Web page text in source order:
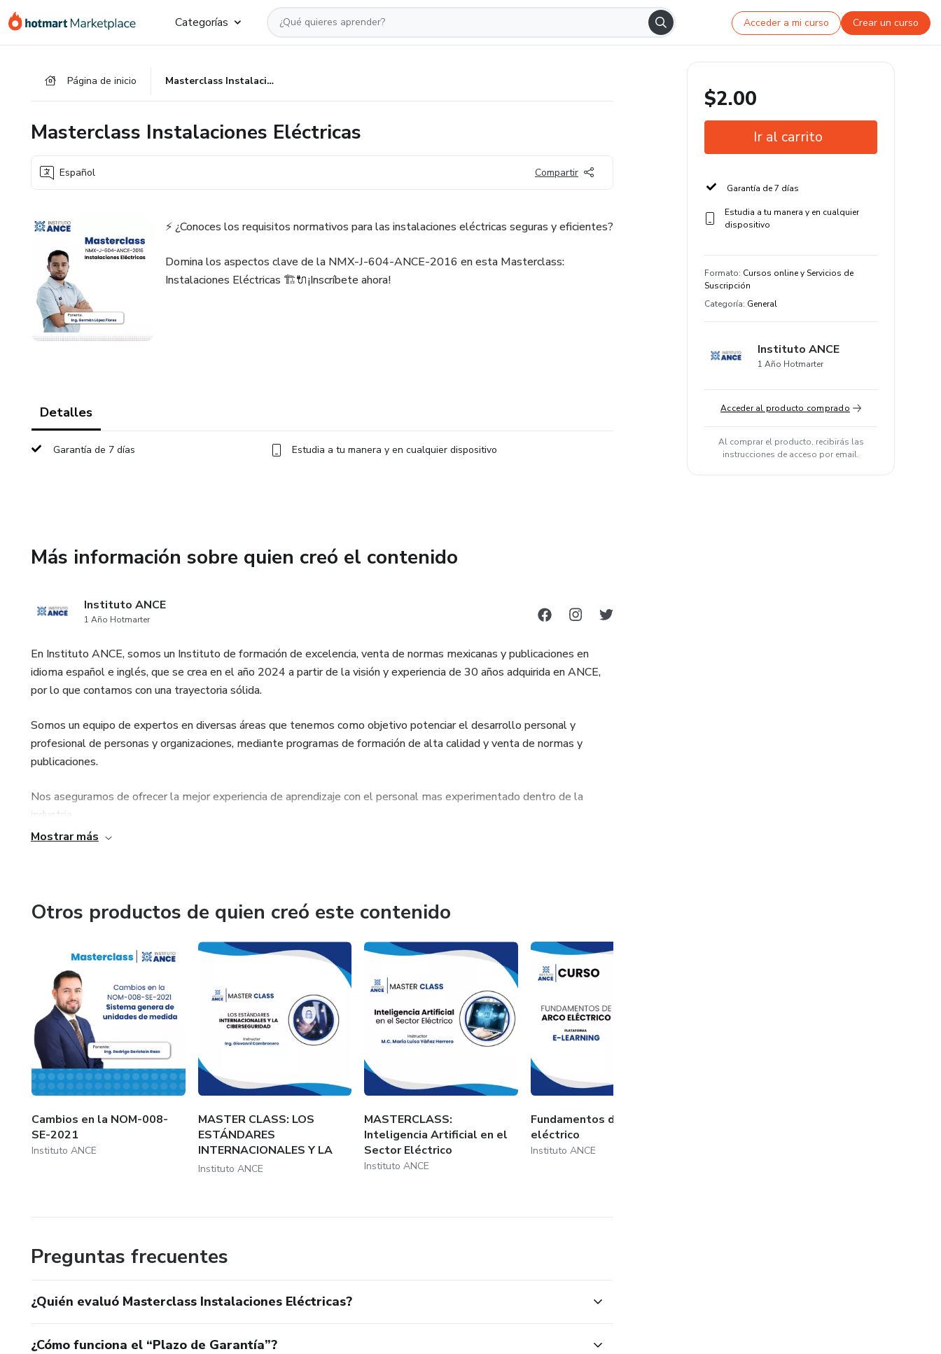
Categorías Acceder a mi curso Crear un curso
Página de inicio Masterclass Instalaciones Eléctricas
Masterclass Instalaciones Eléctricas
Español Compartir
⚡ ¿Conoces los requisitos normativos para las instalaciones eléctricas seguras y eficientes?
Domina los aspectos clave de la NMX-J-604-ANCE-2016 en esta Masterclass:
Instalaciones Eléctricas 🏗️🔌¡Inscríbete ahora!
Detalles
Garantía de 7 días Estudia a tu manera y en cualquier dispositivo
Más información sobre quien creó el contenido
Instituto ANCE
1 Año Hotmarter
En Instituto ANCE, somos un Instituto de formación de excelencia, venta de normas mexicanas y publicaciones en
idioma español e inglés, que se crea en el año 2024 a partir de la visión y experiencia de 30 años adquirida en ANCE,
por lo que contamos con una trayectoria sólida.
Somos un equipo de expertos en diversas áreas que tenemos como objetivo potenciar el desarrollo personal y
profesional de personas y organizaciones, mediante programas de formación de alta calidad y venta de normas y
publicaciones.
Nos aseguramos de ofrecer la mejor experiencia de aprendizaje con el personal mas experimentado dentro de la
industria.
Mostrar más
Otros productos de quien creó este contenido
Cambios en la NOM-008-
SE-2021
Instituto ANCE
MASTER CLASS: LOS
ESTÁNDARES
INTERNACIONALES Y LA
CIBERSEGUR...
Instituto ANCE
MASTERCLASS:
Inteligencia Artificial en el
Sector Eléctrico
Instituto ANCE
Fundamentos de Arco
eléctrico
Instituto ANCE
Preguntas frecuentes
¿Quién evaluó Masterclass Instalaciones Eléctricas?
¿Cómo funciona el “Plazo de Garantía”?
$2.00
Ir al carrito
Garantía de 7 días
Estudia a tu manera y en cualquier
dispositivo
Formato: Cursos online y Servicios de
Suscripción
Categoría: General
Instituto ANCE
1 Año Hotmarter
Acceder al producto comprado
Al comprar el producto, recibirás las
instrucciones de acceso por email.